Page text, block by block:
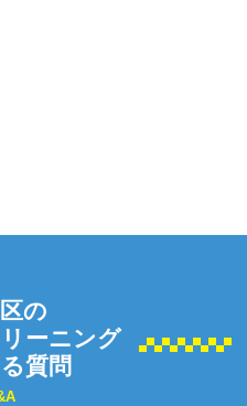
の
ーニング
質問